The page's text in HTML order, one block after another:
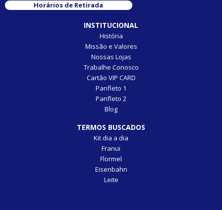
Horários de Retirada
INSTITUCIONAL
História
Missão e Valores
Nossas Lojas
Trabalhe Conosco
Cartão VIP CARD
Panfleto 1
Panfleto 2
Blog
TERMOS BUSCADOS
Kit dia a dia
Franui
Flormel
Eisenbahn
Leite